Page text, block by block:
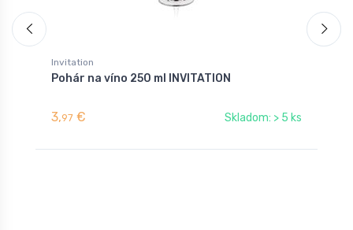
Invitation
Pohár na víno 250 ml INVITATION
3,97 € Skladom: > 5 ks